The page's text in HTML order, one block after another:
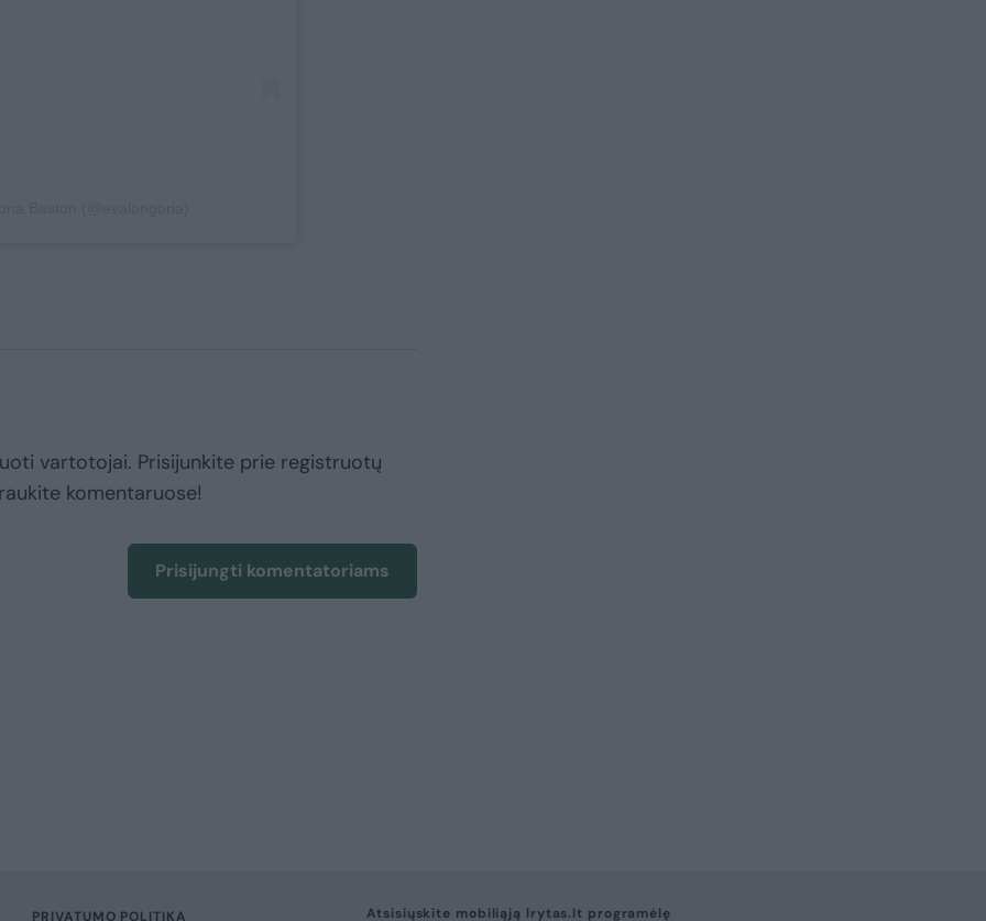
vartotojai. Prisijunkite prie registruotų
komentaruose!
Prisijungti komentatoriams
PRIVATUMO POLITIKA Atsisiųskite mobiliąją lrytas.lt programėlę